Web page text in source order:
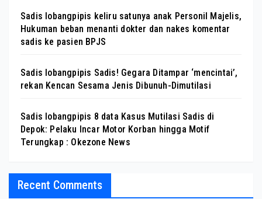
Sadis lobangpipis keliru satunya anak Personil Majelis,
Hukuman beban menanti dokter dan nakes komentar
sadis ke pasien BPJS
Sadis lobangpipis Sadis! Gegara Ditampar ‘mencintai’,
rekan Kencan Sesama Jenis Dibunuh-Dimutilasi
Sadis lobangpipis 8 data Kasus Mutilasi Sadis di
Depok: Pelaku Incar Motor Korban hingga Motif
Terungkap : Okezone News
Recent Comments